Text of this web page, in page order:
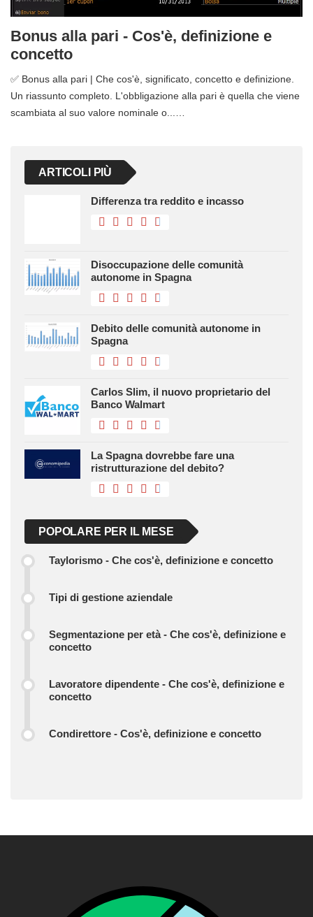
Bonus alla pari - Cos'è, definizione e
concetto
✅ Bonus alla pari | Che cos'è, significato, concetto e definizione.
Un riassunto completo. L'obbligazione alla pari è quella che viene
scambiata al suo valore nominale o...…
ARTICOLI PIÙ
Differenza tra reddito e incasso
Disoccupazione delle comunità
autonome in Spagna
Debito delle comunità autonome in
Spagna
Carlos Slim, il nuovo proprietario del
Banco Walmart
La Spagna dovrebbe fare una
ristrutturazione del debito?
POPOLARE PER IL MESE
Taylorismo - Che cos'è, definizione e concetto
Tipi di gestione aziendale
Segmentazione per età - Che cos'è, definizione e
concetto
Lavoratore dipendente - Che cos'è, definizione e
concetto
Condirettore - Cos'è, definizione e concetto